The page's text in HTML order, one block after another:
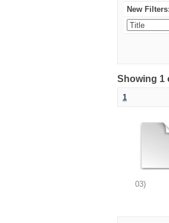
New Filters:
Showing 1
1
03)